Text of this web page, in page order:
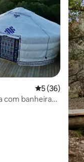
5 de uma
5 (36)
com banheira